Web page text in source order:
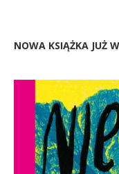
NOWA KSIĄŻKA JUŻ